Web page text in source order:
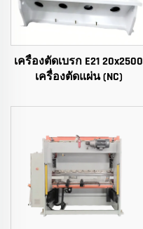
เครื่องตัดเบรก E21 20x2500
เครื่องตัดแผ่น (NC)